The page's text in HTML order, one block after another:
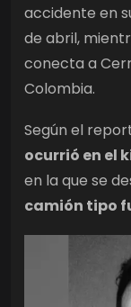
accidente en
de abril,
conecta a
Colombia.
Según el
ocurrió en el
en la que se
camión tipo